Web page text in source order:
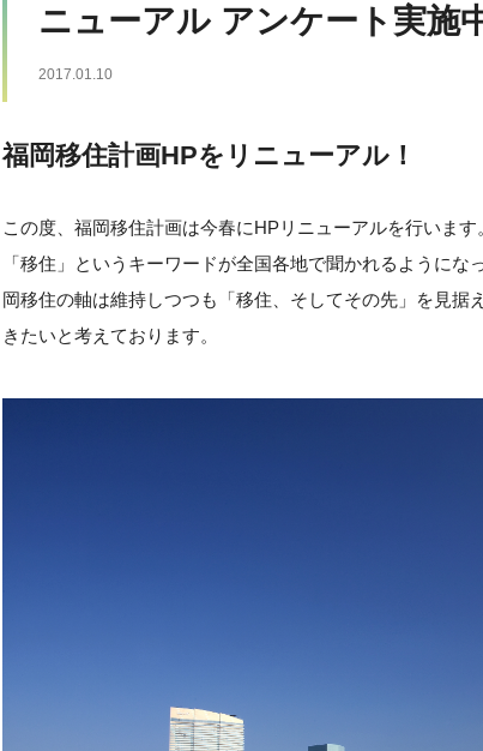
ニューアル アンケート実施
2017.01.10
福岡移住計画HPをリニューアル！
この度、福岡移住計画は今春にHPリニューアルを行います
「移住」というキーワードが全国各地で聞かれるようにな
岡移住の軸は維持しつつも「移住、そしてその先」を見据
きたいと考えております。